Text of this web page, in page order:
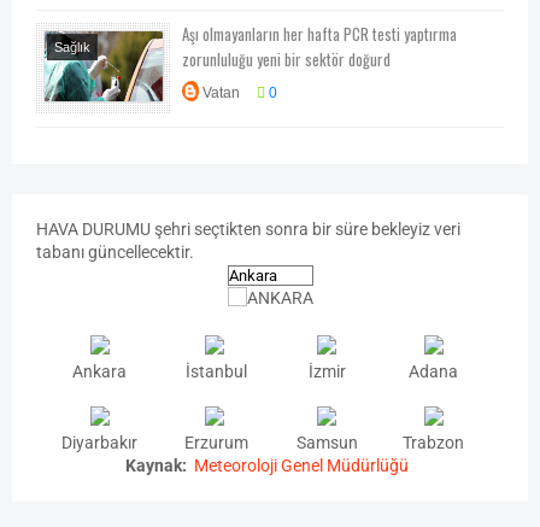
Sağlık
Aşı olmayanların her hafta PCR testi yaptırma
zorunluluğu yeni bir sektör doğurd
Vatan 0
HAVA DURUMU şehri seçtikten sonra bir süre bekleyiz veri
tabanı güncellecektir.
Ankara İstanbul İzmir Adana
Diyarbakır Erzurum Samsun
Trabzon
Kaynak: Meteoroloji Genel Müdürlüğü